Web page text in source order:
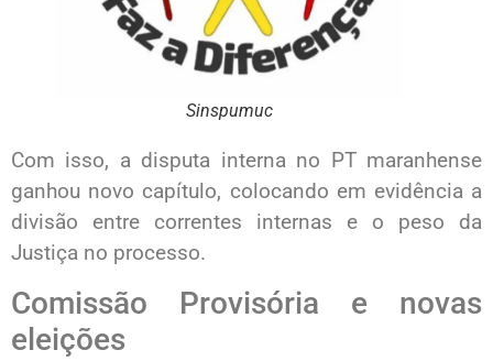
Sinspumuc
Com isso, a disputa interna no PT maranhense
ganhou novo capítulo, colocando em evidência a
divisão entre correntes internas e o peso da
Justiça no processo.
Comissão Provisória e novas
eleições